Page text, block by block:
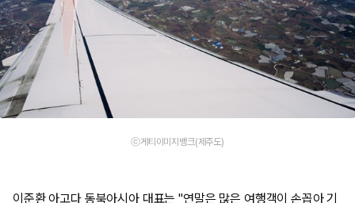
ⓒ게티이미지뱅크(제주도)
이준환 아고다 동북아시아 대표는 "연말은 많은 여행객이 손꼽아 기